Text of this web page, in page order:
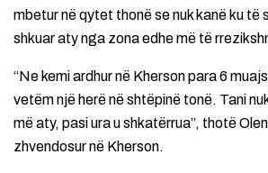
mbetur në qytet thonë se nuk kanë ku të
shkuar aty nga zona edhe më të
“Ne kemi ardhur në Kherson para 6
vetëm një herë në shtëpinë tonë. Tani
më aty, pasi ura u shkatërrua”, thotë
zhvendosur në Kherson.